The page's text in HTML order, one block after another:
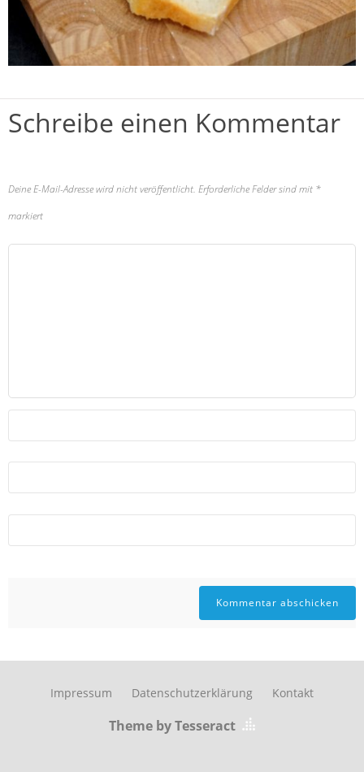
Schreibe einen Kommentar
Deine E-Mail-Adresse wird nicht veröffentlicht. Erforderliche Felder sind mit *
markiert
Impressum Datenschutzerklärung Kontakt
Theme by Tesseract